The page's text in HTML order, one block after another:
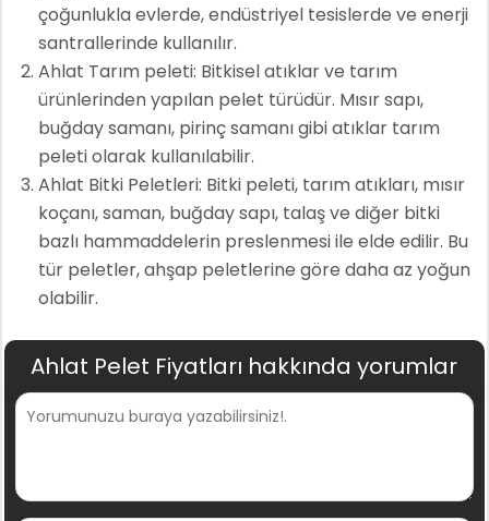
çoğunlukla evlerde, endüstriyel tesislerde ve enerji
santrallerinde kullanılır.
Ahlat Tarım peleti: Bitkisel atıklar ve tarım
ürünlerinden yapılan pelet türüdür. Mısır sapı,
buğday samanı, pirinç samanı gibi atıklar tarım
peleti olarak kullanılabilir.
Ahlat Bitki Peletleri: Bitki peleti, tarım atıkları, mısır
koçanı, saman, buğday sapı, talaş ve diğer bitki
bazlı hammaddelerin preslenmesi ile elde edilir. Bu
tür peletler, ahşap peletlerine göre daha az yoğun
olabilir.
Ahlat Pelet Fiyatları hakkında yorumlar